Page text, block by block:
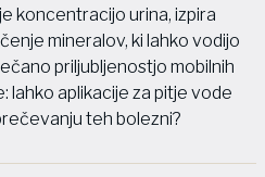
koncentracijo urina, izpira
mineralov, ki lahko vodijo
priljubljenostjo mobilnih
lahko aplikacije za pitje vode
teh bolezni?